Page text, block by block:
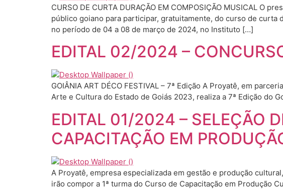
CURSO DE CURTA DURAÇÃO EM COMPOSIÇÃO MUSICAL
público goiano para participar, gratuitamente, do curso de curta
no período de 04 a 08 de março de 2024, no Instituto […]
EDITAL 02/2024 –
GOIÂNIA ART DÉCO FESTIVAL – 7ª Edição A Proyatê, em
Arte e Cultura do Estado de Goiás 2023, realiza a 7ª Edição do
EDITAL 01/2024 – SELEÇÃO
CAPACITAÇÃO EM
A Proyatê, empresa especializada em gestão e produção
irão compor a 1ª turma do Curso de Capacitação em Produção